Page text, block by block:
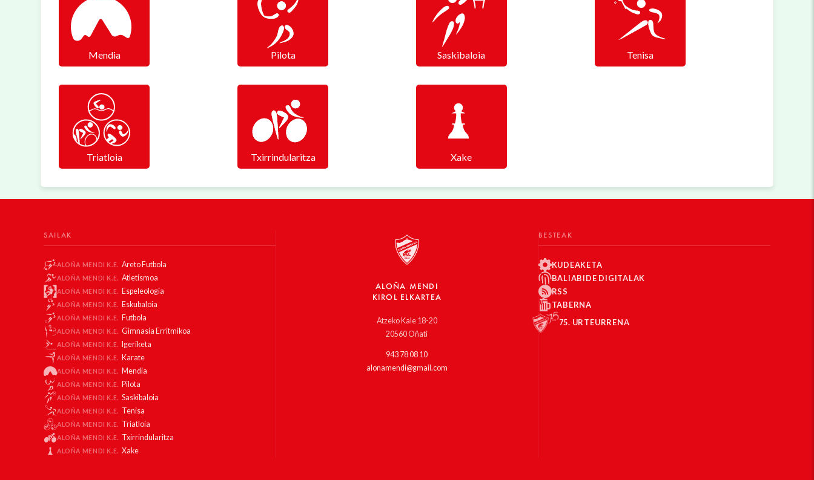
Mendia Pilota Saskibaloia Tenisa
Triatloia Txirrindularitza Xake
SAILAK
ALOÑA MENDI K.E. Areto Futbola
ALOÑA MENDI K.E. Atletismoa
ALOÑA MENDI K.E. Espeleologia
ALOÑA MENDI K.E. Eskubaloia
ALOÑA MENDI K.E. Futbola
ALOÑA MENDI K.E. Gimnasia Erritmikoa
ALOÑA MENDI K.E. Igeriketa
ALOÑA MENDI K.E. Karate
ALOÑA MENDI K.E. Mendia
ALOÑA MENDI K.E. Pilota
ALOÑA MENDI K.E. Saskibaloia
ALOÑA MENDI K.E. Tenisa
ALOÑA MENDI K.E. Triatloia
ALOÑA MENDI K.E. Txirrindularitza
ALOÑA MENDI K.E. Xake
ALOÑA MENDI
KIROL ELKARTEA
Atzeko Kale 18-20
20560 Oñati
943 78 08 10
alonamendi@gmail.com
BESTEAK
KUDEAKETA
BALIABIDE DIGITALAK
RSS
TABERNA
75. URTEURRENA